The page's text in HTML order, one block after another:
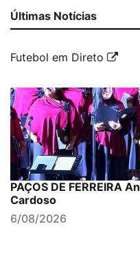
Últimas Notícias
Futebol em Direto
PAÇOS DE FERREIRA
Cardoso
6/08/2026